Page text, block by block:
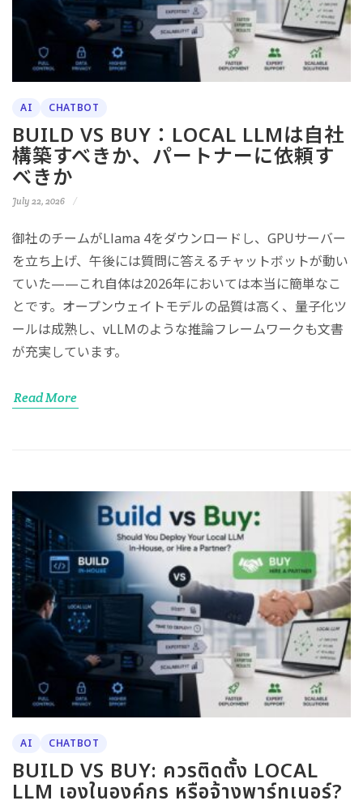
AI CHATBOT
BUILD VS BUY：LOCAL LLMは自社
構築すべきか、パートナーに依頼す
べきか
July 22, 2026
御社のチームがLlama 4をダウンロードし、GPUサーバー
を立ち上げ、午後には質問に答えるチャットボットが動い
ていた——これ自体は2026年においては本当に簡単なこ
とです。オープンウェイトモデルの品質は高く、量子化ツ
ールは成熟し、vLLMのような推論フレームワークも文書
が充実しています。
Read More
AI CHATBOT
BUILD VS BUY: ควรติดตั้ง LOCAL
LLM เองในองค์กร หรือจ้างพาร์ทเนอร์?